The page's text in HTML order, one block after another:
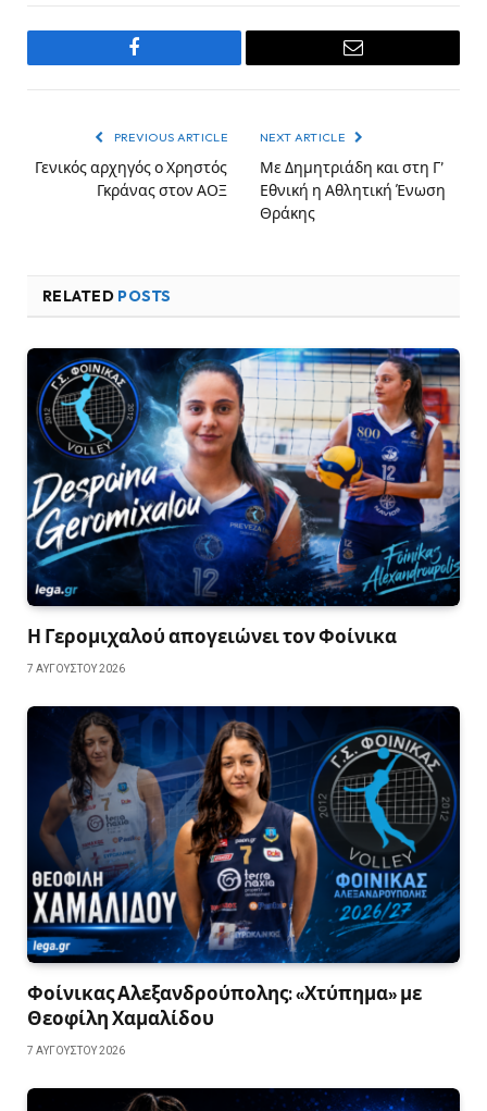
Facebook Email
PREVIOUS ARTICLE
Γενικός αρχηγός ο Χρηστός
Γκράνας στον ΑΟΞ
NEXT ARTICLE
Με Δημητριάδη και στη Γ’
Εθνική η Αθλητική Ένωση
Θράκης
RELATED POSTS
Η Γερομιχαλού απογειώνει τον Φοίνικα
7 ΑΥΓΟΎΣΤΟΥ 2026
Φοίνικας Αλεξανδρούπολης: «Χτύπημα» με
Θεοφίλη Χαμαλίδου
7 ΑΥΓΟΎΣΤΟΥ 2026